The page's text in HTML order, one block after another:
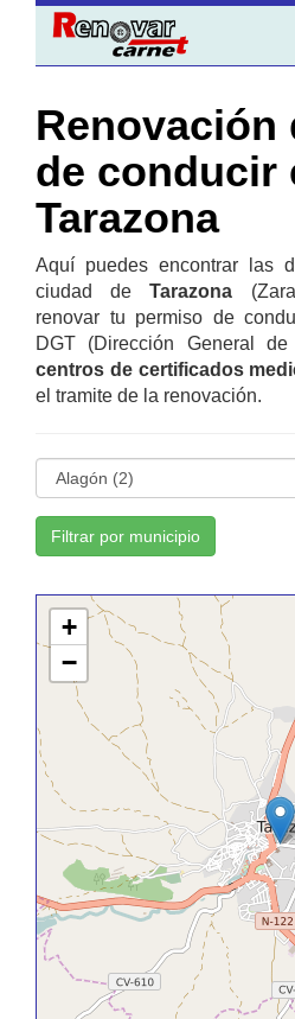
Renovación
de conducir
Tarazona
Aquí puedes encontrar las
ciudad deTarazona
renovar tu permiso de
DGT (Dirección General
centros de certificados
el tramite de la renovación.
Filtrar por municipio
+
−